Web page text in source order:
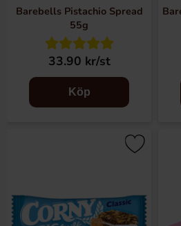
Barebells Pistachio Spread
55g
33.90 kr/st
Köp